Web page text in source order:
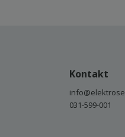
Kontakt
031-599-001